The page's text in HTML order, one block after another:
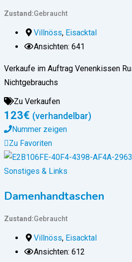
Zustand Gebraucht
Villnöss, Eisacktal
Ansichten: 641
Verkaufe im Auftrag Venenkissen
Nichtgebrauchs
Zu Verkaufen
123€ (verhandelbar)
Nummer zeigen
Zu Favoriten
Sonstiges & Links
Damenhandtaschen
Zustand Gebraucht
Villnöss, Eisacktal
Ansichten: 612